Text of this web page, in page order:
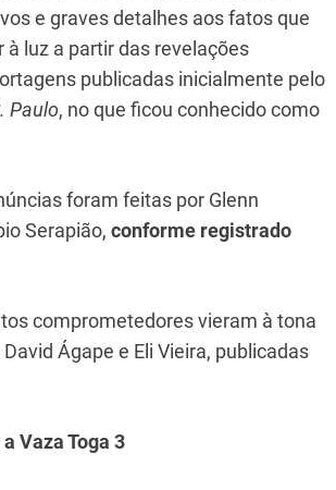
e graves detalhes aos fatos que
à luz a partir das revelações
publicadas inicialmente pelo
Paulo, no que ficou conhecido como
foram feitas por Glenn
Serapião, conforme registrado
comprometedores vieram à tona
Ágape e Eli Vieira, publicadas
Vaza Toga 3